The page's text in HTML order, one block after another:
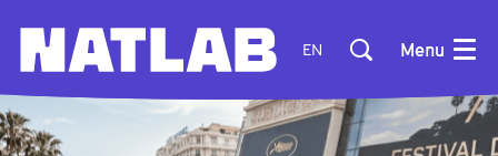
EN Menu